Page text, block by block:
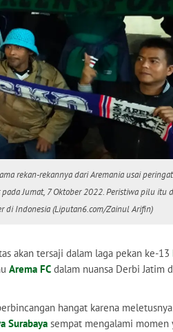
rekan-rekannya dari Aremania usai
Jumat, 7 Oktober 2022. Peristiwa pilu itu
di Indonesia (Liputan6.com/Zainul Arifin)
akan tersaji dalam laga pekan ke-13
Arema FC dalam nuansa Derbi Jatim
hangat karena
Surabaya sempat mengalami momen